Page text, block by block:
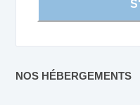
NOS HÉBERGEMENTS